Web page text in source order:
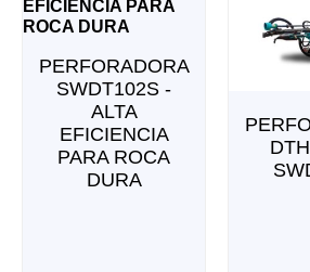
PERFORADORA
SWDT102S -
ALTA
EFICIENCIA
PARA ROCA
DURA